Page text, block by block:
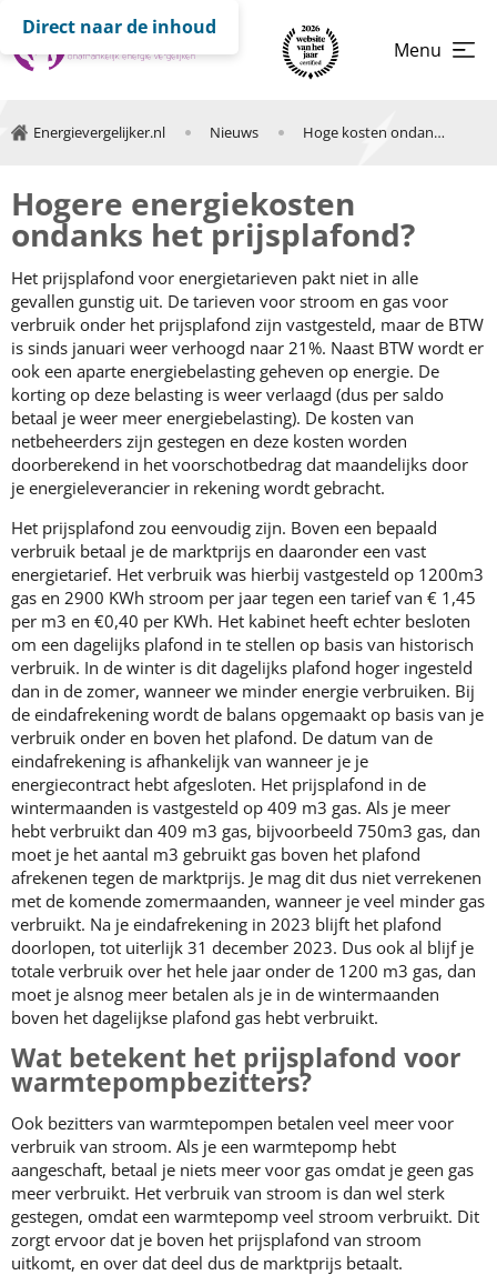
Direct naar de inhoud
Menu
Energievergelijker.nl Nieuws Hoge kosten ondanks prijsplafond
Hogere energiekosten
ondanks het prijsplafond?
Het prijsplafond voor energietarieven pakt niet in alle
gevallen gunstig uit. De tarieven voor stroom en gas voor
verbruik onder het prijsplafond zijn vastgesteld, maar de BTW
is sinds januari weer verhoogd naar 21%. Naast BTW wordt er
ook een aparte energiebelasting geheven op energie. De
korting op deze belasting is weer verlaagd (dus per saldo
betaal je weer meer energiebelasting). De kosten van
netbeheerders zijn gestegen en deze kosten worden
doorberekend in het voorschotbedrag dat maandelijks door
je energieleverancier in rekening wordt gebracht.
Het prijsplafond zou eenvoudig zijn. Boven een bepaald
verbruik betaal je de marktprijs en daaronder een vast
energietarief. Het verbruik was hierbij vastgesteld op 1200m3
gas en 2900 KWh stroom per jaar tegen een tarief van € 1,45
per m3 en €0,40 per KWh. Het kabinet heeft echter besloten
om een dagelijks plafond in te stellen op basis van historisch
verbruik. In de winter is dit dagelijks plafond hoger ingesteld
dan in de zomer, wanneer we minder energie verbruiken. Bij
de eindafrekening wordt de balans opgemaakt op basis van je
verbruik onder en boven het plafond. De datum van de
eindafrekening is afhankelijk van wanneer je je
energiecontract hebt afgesloten. Het prijsplafond in de
wintermaanden is vastgesteld op 409 m3 gas. Als je meer
hebt verbruikt dan 409 m3 gas, bijvoorbeeld 750m3 gas, dan
moet je het aantal m3 gebruikt gas boven het plafond
afrekenen tegen de marktprijs. Je mag dit dus niet verrekenen
met de komende zomermaanden, wanneer je veel minder gas
verbruikt. Na je eindafrekening in 2023 blijft het plafond
doorlopen, tot uiterlijk 31 december 2023. Dus ook al blijf je
totale verbruik over het hele jaar onder de 1200 m3 gas, dan
moet je alsnog meer betalen als je in de wintermaanden
boven het dagelijkse plafond gas hebt verbruikt.
Wat betekent het prijsplafond voor
warmtepompbezitters?
Ook bezitters van warmtepompen betalen veel meer voor
verbruik van stroom. Als je een warmtepomp hebt
aangeschaft, betaal je niets meer voor gas omdat je geen gas
meer verbruikt. Het verbruik van stroom is dan wel sterk
gestegen, omdat een warmtepomp veel stroom verbruikt. Dit
zorgt ervoor dat je boven het prijsplafond van stroom
uitkomt, en over dat deel dus de marktprijs betaalt.